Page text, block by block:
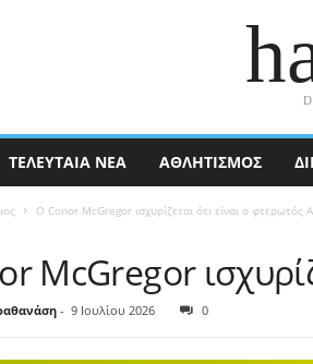
ΤΕΛΕΥΤΑΊΑ ΝΈΑ ΑΘΛΗΤΙΣΜΟΣ
Ο Conor McGregor ισχυρίζεται ότι είναι ο φτερωτός
McGregor
- 9 Ιουλίου 2026 0